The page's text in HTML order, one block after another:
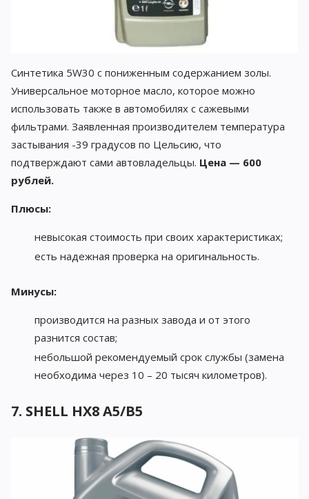
Синтетика 5W30 с пониженным содержанием золы.
Универсальное моторное масло, которое можно
использовать также в автомобилях с сажевыми
фильтрами. Заявленная производителем температура
застывания -39 градусов по Цельсию, что
подтверждают сами автовладельцы. Цена — 600
рублей.
Плюсы:
невысокая стоимость при своих характеристиках;
есть надежная проверка на оригинальность.
Минусы:
производится на разных завода и от этого
разнится состав;
небольшой рекомендуемый срок службы (замена
необходима через 10 – 20 тысяч километров).
7. SHELL HX8 A5/B5